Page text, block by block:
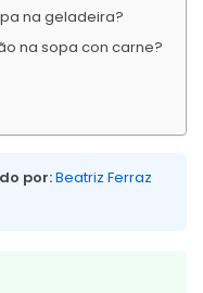
na geladeira?
na sopa con carne?
por:Beatriz Ferraz